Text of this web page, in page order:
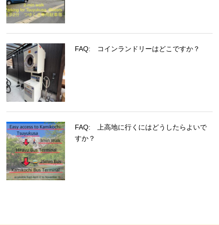
FAQ: コインランドリーはどこですか？
FAQ: 上高地に行くにはどうしたらよいで
すか？